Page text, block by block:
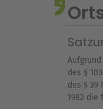
des §
des § 39
1982 die